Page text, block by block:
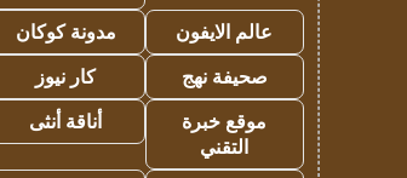
عالم الايفون
مدونة كوكان
صحيفة نهج
كار نيوز
موقع خبرة
التقني
أناقة أنثى